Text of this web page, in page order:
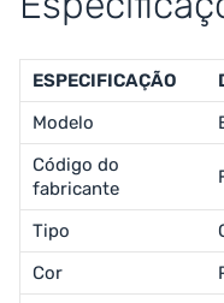
ESPECIFICAÇÃO
Modelo
Código do
fabricante
Tipo
Cor